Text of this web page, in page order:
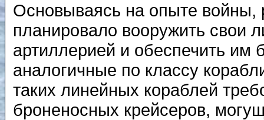
Основываясь на опыте войны,
планировало вооружить свои
артиллерией и обеспечить им
аналогичные по классу
таких линейных кораблей
броненосных крейсеров,